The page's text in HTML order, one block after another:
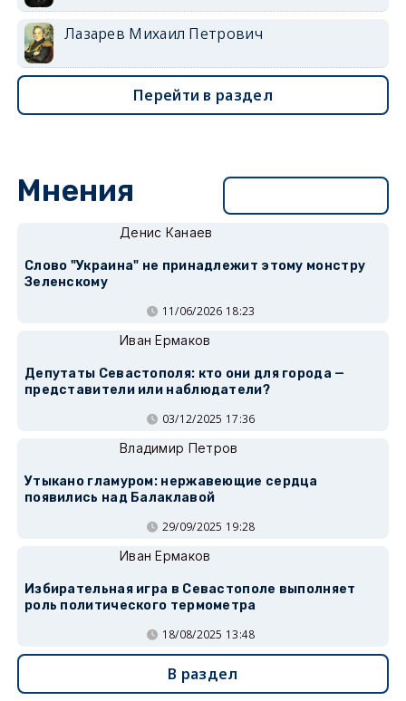
Лазарев Михаил Петрович
Перейти в раздел
Мнения
Денис Канаев
Слово "Украина" не принадлежит этому монстру
Зеленскому
11/06/2026 18:23
Иван Ермаков
Депутаты Севастополя: кто они для города —
представители или наблюдатели?
03/12/2025 17:36
Владимир Петров
Утыкано гламуром: нержавеющие сердца
появились над Балаклавой
29/09/2025 19:28
Иван Ермаков
Избирательная игра в Севастополе выполняет
роль политического термометра
18/08/2025 13:48
В раздел